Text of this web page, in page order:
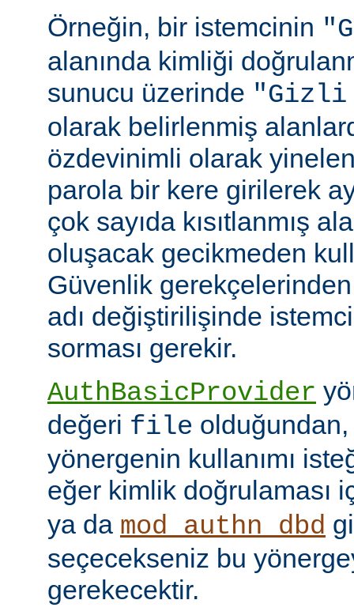
Örneğin, bir istemcinin
alanında kimliği
sunucu üzerinde "Gizli
olarak belirlenmiş
özdevinimli olarak
parola bir kere girilerek
çok sayıda kısıtlanmış
oluşacak gecikmeden
Güvenlik
adı değiştirilişinde
sorması gerekir.
AuthBasicProvider
değeri file
yönergenin kullanımı
eğer kimlik doğrulaması
ya da mod_authn_dbd
seçecekseniz bu
gerekecektir.